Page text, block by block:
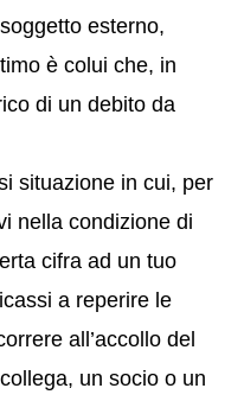
esterno,
è colui che, in
di un debito da
situazione in cui, per
nella condizione di
cifra ad un tuo
a reperire le
all’accollo del
un socio o un